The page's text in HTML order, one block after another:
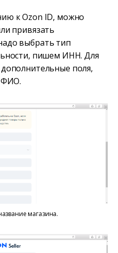
к Ozon ID, можно
привязать
выбрать тип
пишем ИНН. Для
поля,
ФИО.
магазина.